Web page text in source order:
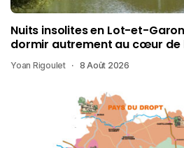
Nuits insolites en Lot-et-
dormir autrement au cœur de
Yoan Rigoulet 8 Août 2026